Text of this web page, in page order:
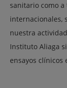
sanitario como
internacionales,
nuestra
Instituto Aliaga
ensayos clínicos